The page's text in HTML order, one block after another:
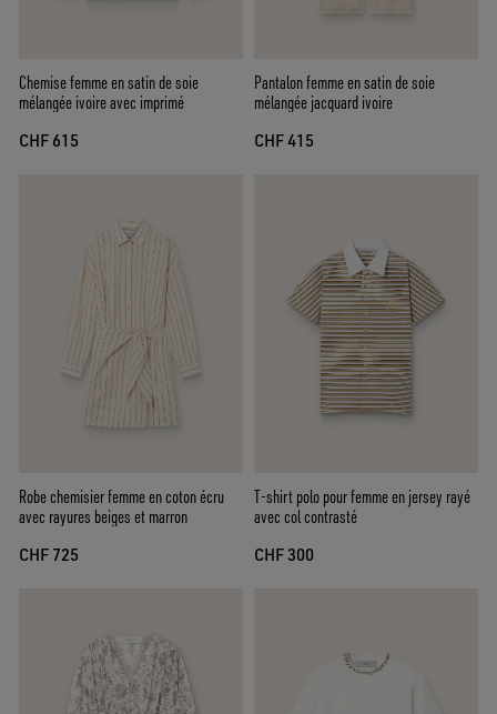
Chemise femme en satin de soie
mélangée ivoire avec imprimé
CHF 615
Pantalon femme en satin de soie
mélangée jacquard ivoire
CHF 415
Robe chemisier femme en coton écru
avec rayures beiges et marron
CHF 725
T-shirt polo pour femme en jersey rayé
avec col contrasté
CHF 300